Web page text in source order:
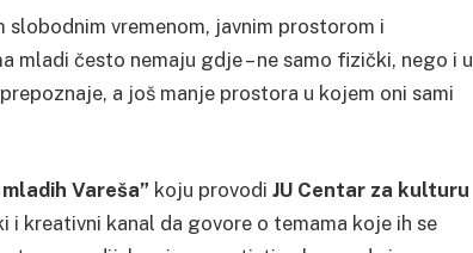
slobodnim vremenom, javnim prostorom i
mladi često nemaju gdje – ne samo fizički, nego i u
a još manje prostora u kojem oni sami
Vareša” koju provodi JU Centar za kulturu
i kreativni kanal da govore o temama koje ih se